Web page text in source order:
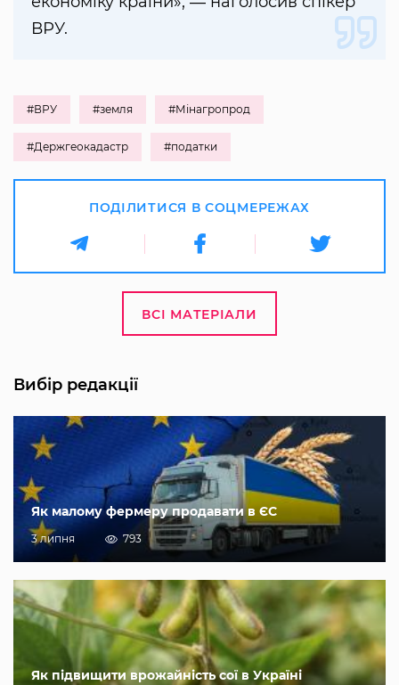
ВРУ.
#ВРУ #земля #Мінагропрод
#Держгеокадастр #податки
ПОДІЛИТИСЯ В СОЦМЕРЕЖАХ
ВСІ МАТЕРІАЛИ
Вибір редакції
Як малому фермеру продавати в ЄС
3 липня 793
Як підвищити врожайність сої в Україні